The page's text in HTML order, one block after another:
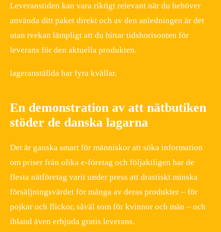
Leveranstiden kan vara riktigt relevant när du behöver
använda ditt paket direkt och av den anledningen är det
utan tvekan lämpligt att du hittar tidshorisonten för
leverans för den aktuella produkten.
lageranställda har fyra kvällar.
En demonstration av att nätbutiken
stöder de danska lagarna
Det är ganska smart för människor att söka information
om priser från olika e-företag och följaktligen har de
flesta nätföretag varit under press att drastiskt minska
försäljningsvärdet för många av deras produkter – för
pojkar och flickor, såväl som för kvinnor och män – och
ibland även erbjuda gratis leverans.